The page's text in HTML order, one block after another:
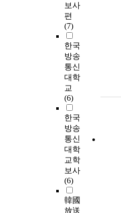
보사
편
(7)
한국
방송
통신
대학
교
(6)
한국
방송
통신
대학
교학
보사
(6)
韓國
放送